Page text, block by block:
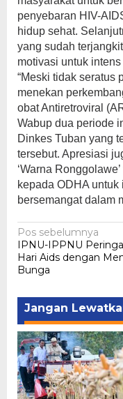
penyebaran HIV-
hidup sehat.
yang sudah
motivasi untuk
“Meski tidak seratus
menekan
obat Antiretroviral
Wabup dua periode
Dinkes Tuban yang
tersebut. Apresiasi
‘Warna
kepada ODHA
bersemangat dalam
Navigasi
pos
Pos sebelumnya
IPNU-IPPNU
Hari Aids dengan
Bunga
Jangan